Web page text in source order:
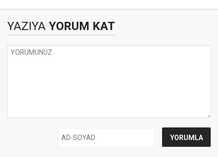
YAZIYA YORUM KAT